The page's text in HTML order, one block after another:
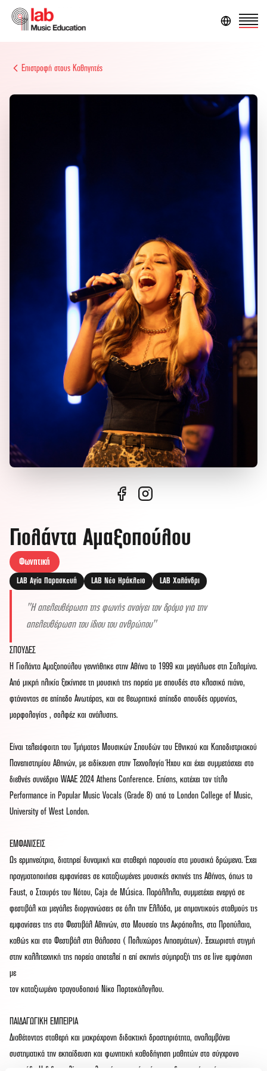
Επιστροφή στους Καθηγητές
Γιολάντα Αμαξοπούλου
Φωνητική
LAB Αγία Παρασκευή LAB Νέο Ηράκλειο LAB Χαλάνδρι
Η απελευθέρωση της φωνής ανοίγει τον δρόμο για την
απελευθέρωση του ίδιου του ανθρώπου
ΣΠΟΥΔΕΣ
Η Γιολάντα Αμαξοπούλου γεννήθηκε στην Αθήνα το 1999 και μεγάλωσε στη Σαλαμίνα.
Από μικρή ηλικία ξεκίνησε τη μουσική της πορεία με σπουδές στο κλασικό πιάνο,
φτάνοντας σε επίπεδο Ανωτέρας, και σε θεωρητικό επίπεδο σπουδές αρμονίας,
μορφολογίας , σολφέζ και ανάλυσης.
Είναι τελειόφοιτη του Τμήματος Μουσικών Σπουδών του Εθνικού και Καποδιστριακού
Πανεπιστημίου Αθηνών, με ειδίκευση στην Τεχνολογία Ήχου και έχει συμμετάσχει στο
διεθνές συνέδριο WAAE 2024 Athens Conference. Επίσης, κατέχει τον τίτλο
Performance in Popular Music Vocals (Grade 8) από το London College of Music,
University of West London.
ΕΜΦΑΝΙΣΕΙΣ
Ως ερμηνεύτρια, διατηρεί δυναμική και σταθερή παρουσία στα μουσικά δρώμενα. Έχει
πραγματοποιήσει εμφανίσεις σε καταξιωμένες μουσικές σκηνές της Αθήνας, όπως το
Faust, ο Σταυρός του Νότου, Caja de Música. Παράλληλα, συμμετέχει ενεργά σε
φεστιβάλ και μεγάλες διοργανώσεις σε όλη την Ελλάδα, με σημαντικούς σταθμούς τις
εμφανίσεις της στο Φεστιβάλ Αθηνών, στο Μουσείο της Ακρόπολης, στα Προπύλαια,
καθώς και στο Φεστιβάλ στη Θάλασσα ( Πολυχώρος Λιπασμάτων). Ξεχωριστή στιγμή
στην καλλιτεχνική της πορεία αποτελεί η επί σκηνής σύμπραξή της σε live εμφάνιση
με
τον καταξιωμένο τραγουδοποιό Νίκο Πορτοκάλογλου.
ΠΑΙΔΑΓΩΓΙΚΗ ΕΜΠΕΙΡΙΑ
Διαθέτοντας σταθερή και μακρόχρονη διδακτική δραστηριότητα, αναλαμβάνει
συστηματικά την εκπαίδευση και φωνητική καθοδήγηση μαθητών στο σύγχρονο